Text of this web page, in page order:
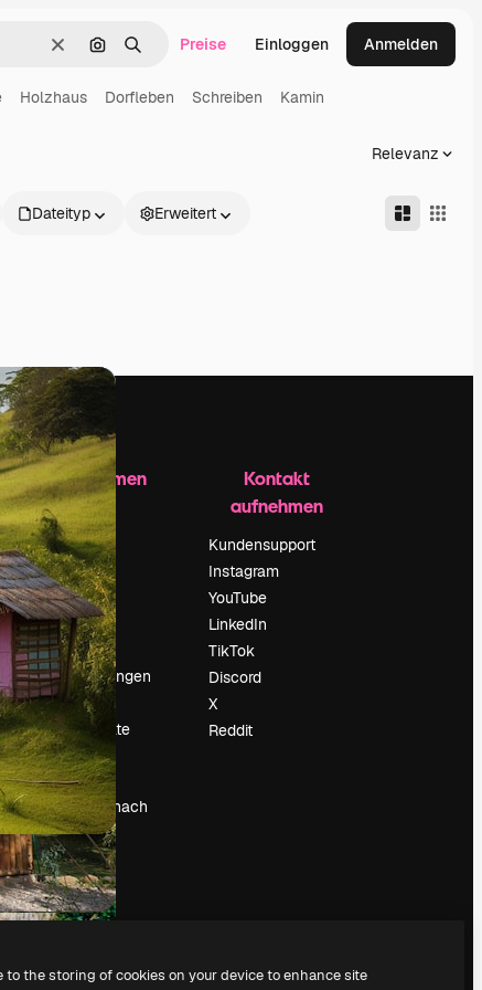
LöschenNach Bild suchen
SuchenPreise Einloggen Anmelden
Holzhaus Dorfleben Schreiben Kamin
Relevanz
Dateityp Erweitert
Unternehmen
Preise
Über uns
Reviews
Karriere
Suchtrends
Blog
Veranstaltungen
Slidesgo
Deine Inhalte
verkaufen
Pressesaal
Suchst du nach
magnific.ai
Kontakt
aufnehmen
Kundensupport
Instagram
YouTube
LinkedIn
TikTok
Discord
X
Reddit
to the storing of cookies on your device to enhance site